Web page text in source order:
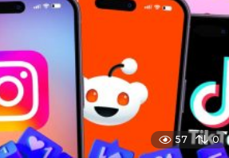
57 0